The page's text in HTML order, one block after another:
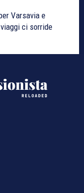
Varsavia e
ci sorride